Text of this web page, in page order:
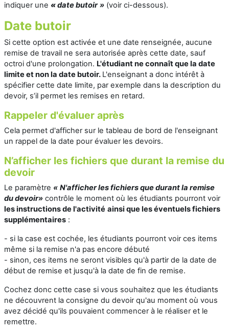
indiquer une «date butoir » (voir ci-dessous).
Date butoir
Si cette option est activée et une date renseignée, aucune
remise de travail ne sera autorisée après cette date, sauf
octroi d'une prolongation. L'étudiant ne connaît que la date
limite et non la date butoir. L'enseignant a donc intérêt à
spécifier cette date limite, par exemple dans la description du
devoir, s’il permet les remises en retard.
Rappeler d'évaluer après
Cela permet d'afficher sur le tableau de bord de l'enseignant
un rappel de la date pour évaluer les devoirs.
N’afficher les fichiers que durant la remise du
devoir
Le paramètre « N'afficher les fichiers que durant la remise
du devoir» contrôle le moment où les étudiants pourront voir
les instructions de l'activité ainsi que les éventuels fichiers
supplémentaires :
- si la case est cochée, les étudiants pourront voir ces items
même si la remise n'a pas encore débuté
- sinon, ces items ne seront visibles qu'à partir de la date de
début de remise et jusqu'à la date de fin de remise.
Cochez donc cette case si vous souhaitez que les étudiants
ne découvrent la consigne du devoir qu'au moment où vous
avez décidé qu'ils pouvaient commencer à le réaliser et le
remettre.